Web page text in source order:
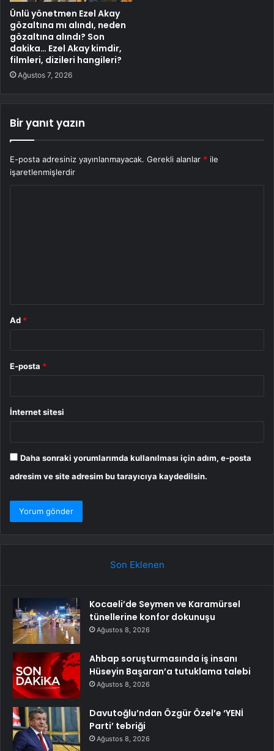
Ünlü yönetmen Ezel Akay
gözaltına mı alındı, neden
gözaltına alındı? Son
dakika… Ezel Akay kimdir,
filmleri, dizileri hangileri?
Ağustos 7, 2026
Bir yanıt yazın
E-posta adresiniz yayınlanmayacak. Gerekli alanlar * ile
işaretlenmişlerdir
Ad *
E-posta *
İnternet sitesi
Daha sonraki yorumlarımda kullanılması için adım, e-posta
adresim ve site adresim bu tarayıcıya kaydedilsin.
Son Eklenen
Kocaeli’de Seymen ve Karamürsel
tünellerine konfor dokunuşu
Ağustos 8, 2026
Ahbap soruşturmasında iş insanı
Hüseyin Başaran’a tutuklama talebi
Ağustos 8, 2026
Davutoğlu’ndan Özgür Özel’e ‘YENİ
Parti’ tebriği
Ağustos 8, 2026